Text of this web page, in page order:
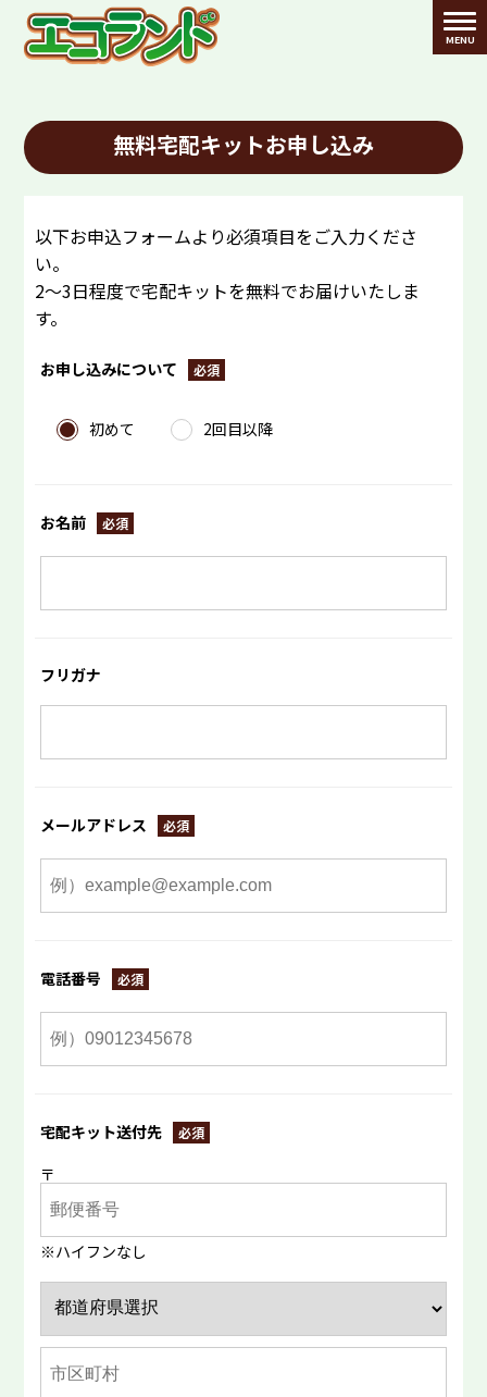
無料宅配キットお申し込み
以下お申込フォームより必須項目をご入力くださ
い。
2～3日程度で宅配キットを無料でお届けいたしま
す。
お申し込みについて
初めて 2回目以降
お名前
フリガナ
メールアドレス
電話番号
宅配キット送付先
〒
ハイフンなし